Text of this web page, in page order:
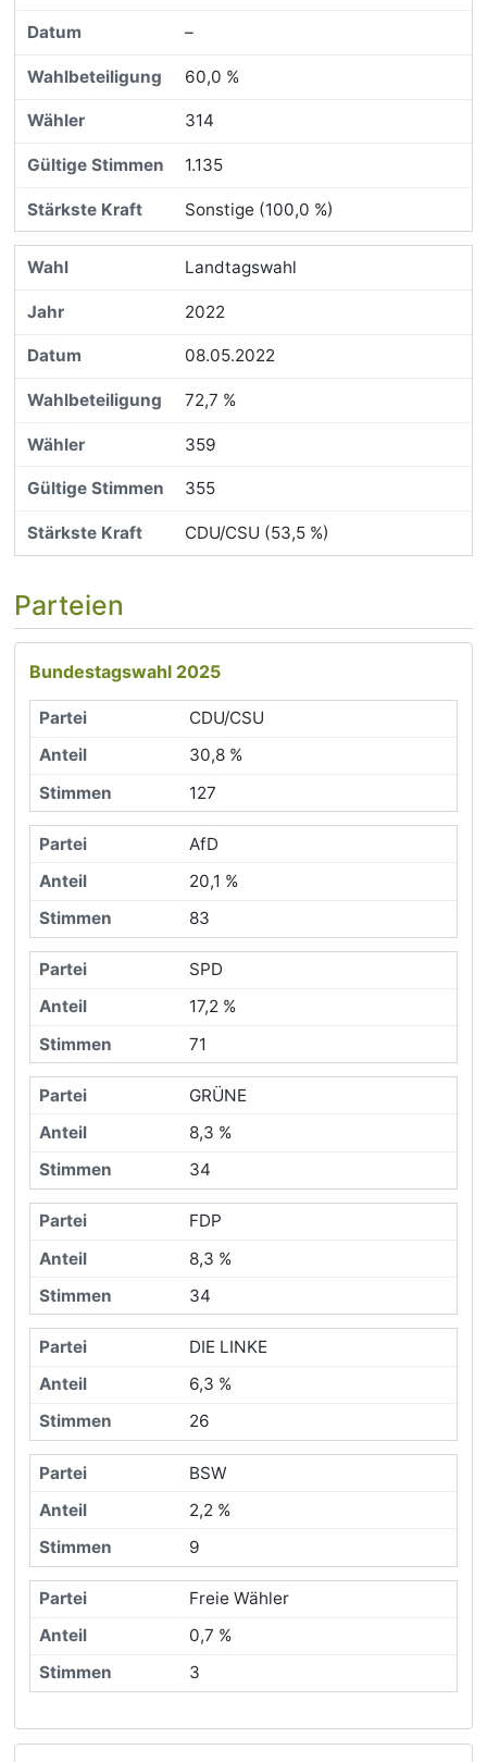
–
60,0 %
314
1.135
Sonstige (100,0 %)
Landtagswahl
2022
08.05.2022
72,7 %
359
355
CDU/CSU (53,5 %)
Parteien
Bundestagswahl 2025
CDU/CSU
30,8 %
127
AfD
20,1 %
83
SPD
17,2 %
71
GRÜNE
8,3 %
34
FDP
8,3 %
34
DIE LINKE
6,3 %
26
BSW
2,2 %
9
Freie Wähler
0,7 %
3